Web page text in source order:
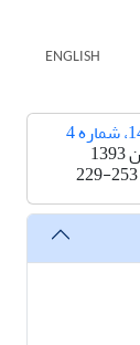
ENGLISH
229-253